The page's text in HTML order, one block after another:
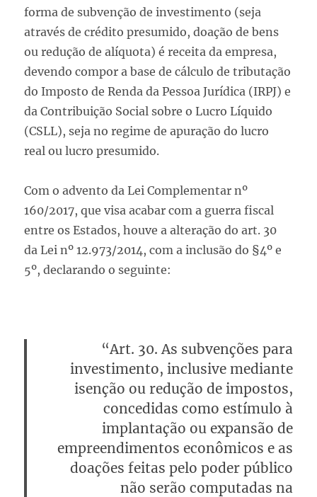
forma de subvenção de investimento (seja
através de crédito presumido, doação de bens
ou redução de alíquota) é receita da empresa,
devendo compor a base de cálculo de tributação
do Imposto de Renda da Pessoa Jurídica (IRPJ) e
da Contribuição Social sobre o Lucro Líquido
(CSLL), seja no regime de apuração do lucro
real ou lucro presumido.
Com o advento da Lei Complementar nº
160/2017, que visa acabar com a guerra fiscal
entre os Estados, houve a alteração do art. 30
da Lei nº 12.973/2014, com a inclusão do §4º e
5º, declarando o seguinte:
“Art. 30. As subvenções para
investimento, inclusive mediante
isenção ou redução de impostos,
concedidas como estímulo à
implantação ou expansão de
empreendimentos econômicos e as
doações feitas pelo poder público
não serão computadas na